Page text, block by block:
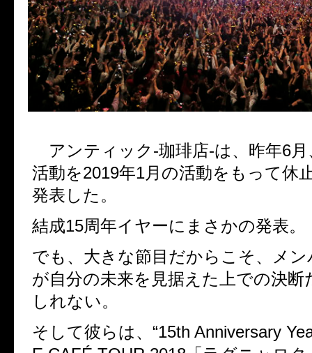
アンティック-珈琲店-は、昨年6月
活動を2019年1月の活動をもって休
発表した。
結成15周年イヤーにまさかの発表。
でも、大きな節目だからこそ、メ
が自分の未来を見据えた上での決断
しれない。
そして彼らは、“15th Anniversary